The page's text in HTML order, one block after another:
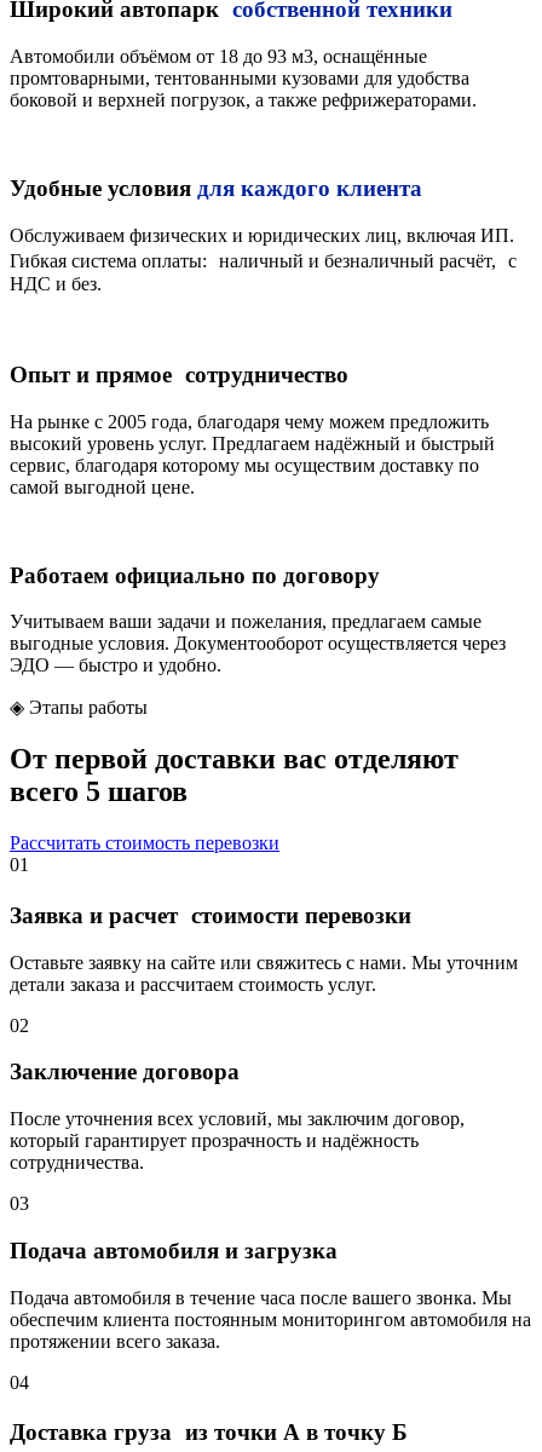
Широкий автопарк собственной техники
Автомобили объёмом от 18 до 93 м3, оснащённые
промтоварными, тентованными кузовами для удобства
боковой и верхней погрузок, а также рефрижераторами.
Удобные условия для каждого клиента
Обслуживаем физических и юридических лиц, включая ИП.
Гибкая система оплаты: наличный и безналичный расчёт, с
НДС и без.
Опыт и прямое сотрудничество
На рынке с 2005 года, благодаря чему можем предложить
высокий уровень услуг. Предлагаем надёжный и быстрый
сервис, благодаря которому мы осуществим доставку по
самой выгодной цене.
Работаем официально по договору
Учитываем ваши задачи и пожелания, предлагаем самые
выгодные условия. Документооборот осуществляется через
ЭДО — быстро и удобно.
◈ Этапы работы
От первой доставки вас отделяют
всего 5 шагов
Рассчитать стоимость перевозки
01
Заявка и расчет стоимости перевозки
Оставьте заявку на сайте или свяжитесь с нами. Мы уточним
детали заказа и рассчитаем стоимость услуг.
02
Заключение договора
После уточнения всех условий, мы заключим договор,
который гарантирует прозрачность и надёжность
сотрудничества.
03
Подача автомобиля и загрузка
Подача автомобиля в течение часа после вашего звонка. Мы
обеспечим клиента постоянным мониторингом автомобиля на
протяжении всего заказа.
04
Доставка груза из точки А в точку Б